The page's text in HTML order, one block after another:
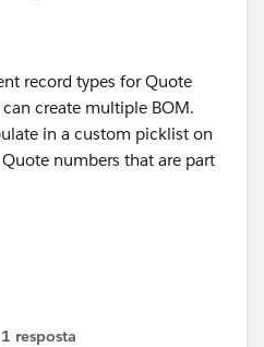
record types for Quote
create multiple BOM.
in a custom picklist on
numbers that are part
1 resposta